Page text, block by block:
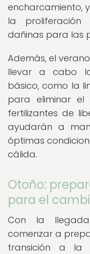
encharcamiento,
la
dañinas para las
Además, el
llevar a cabo
básico, como la
para eliminar
fertilizantes de
ayudarán a
óptimas
cálida.
Otoño:
para el
Con la
comenzar a
transición a la